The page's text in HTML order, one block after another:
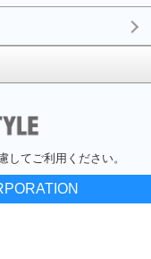
してご利用ください。